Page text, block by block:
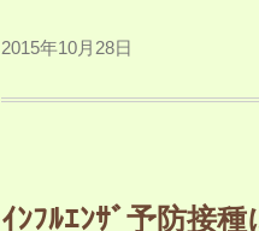
2015年10月28日
ｲﾝﾌﾙｴﾝｻﾞ予防接